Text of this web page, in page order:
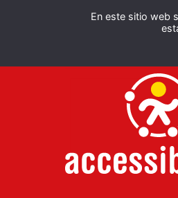
En este sitio web